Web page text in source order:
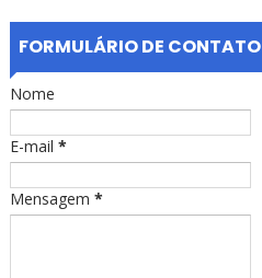
FORMULÁRIO DE CONTATO
Nome
E-mail *
Mensagem *